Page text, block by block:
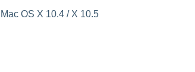
Mac OS X 10.4 / X 10.5